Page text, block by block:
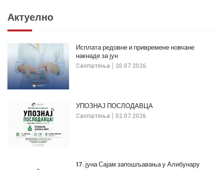
Актуелно
Саопштења 20.07.2026.
Исплата редовне и привремене новчане
накнаде за јун
Саопштења 02.07.2026.
УПОЗНАЈ ПОСЛОДАВЦА
17. јуна Сајам запошљавања у Алибунару